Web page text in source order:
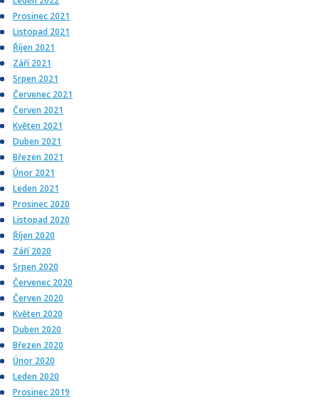
Prosinec 2021
Listopad 2021
Říjen 2021
Září 2021
Srpen 2021
Červenec 2021
Červen 2021
Květen 2021
Duben 2021
Březen 2021
Únor 2021
Leden 2021
Prosinec 2020
Listopad 2020
Říjen 2020
Září 2020
Srpen 2020
Červenec 2020
Červen 2020
Květen 2020
Duben 2020
Březen 2020
Únor 2020
Leden 2020
Prosinec 2019